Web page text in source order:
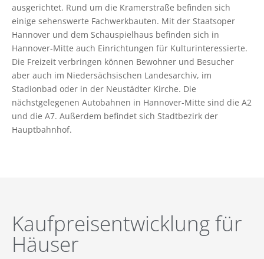
ausgerichtet. Rund um die Kramerstraße befinden sich
einige sehenswerte Fachwerkbauten. Mit der Staatsoper
Hannover und dem Schauspielhaus befinden sich in
Hannover-Mitte auch Einrichtungen für Kulturinteressierte.
Die Freizeit verbringen können Bewohner und Besucher
aber auch im Niedersächsischen Landesarchiv, im
Stadionbad oder in der Neustädter Kirche. Die
nächstgelegenen Autobahnen in Hannover-Mitte sind die A2
und die A7. Außerdem befindet sich Stadtbezirk der
Hauptbahnhof.
Kaufpreisentwicklung für
Häuser